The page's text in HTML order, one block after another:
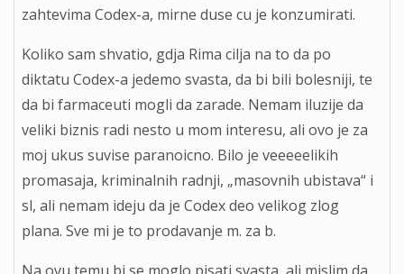
zahtevima Codex-a, mirne duse cu je konzumirati.
Koliko sam shvatio, gdja Rima cilja na to da po
diktatu Codex-a jedemo svasta, da bi bili bolesniji, te
da bi farmaceuti mogli da zarade. Nemam iluzije da
veliki biznis radi nesto u mom interesu, ali ovo je za
moj ukus suvise paranoicno. Bilo je veeeeelikih
promasaja, kriminalnih radnji, „masovnih ubistava“ i
sl, ali nemam ideju da je Codex deo velikog zlog
plana. Sve mi je to prodavanje m. za b.